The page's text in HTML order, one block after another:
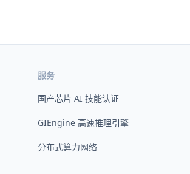
服务
国产芯片 AI 技能认证
GIEngine 高速推理引擎
分布式算力网络